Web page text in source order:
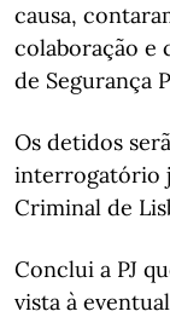
causa,
colaboração e
de Segurança
Os detidos
interrogatório
Criminal de
Conclui a PJ
vista à